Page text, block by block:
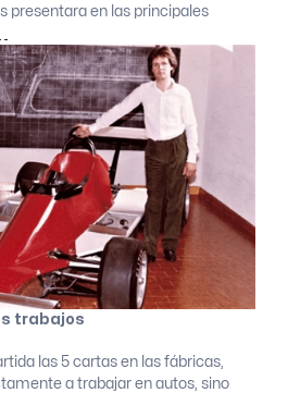
presentara en las principales
trabajos
las 5 cartas en las fábricas,
a trabajar en autos, sino